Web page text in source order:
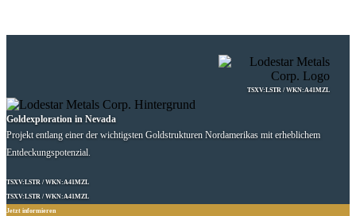
TSXV:LSTR / WKN:A41MZL
Goldexploration in Nevada
Projekt entlang einer der wichtigsten Goldstrukturen Nordamerikas mit erheblichem
Entdeckungspotenzial.
TSXV:LSTR / WKN:A41MZL
TSXV:LSTR / WKN:A41MZL
Jetzt informieren